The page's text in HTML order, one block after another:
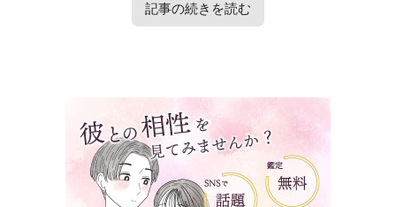
記事の続きを読む
タップで見たい内容へ移動